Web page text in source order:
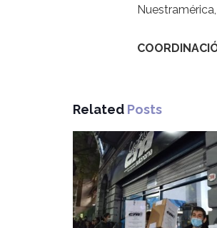
Related Posts